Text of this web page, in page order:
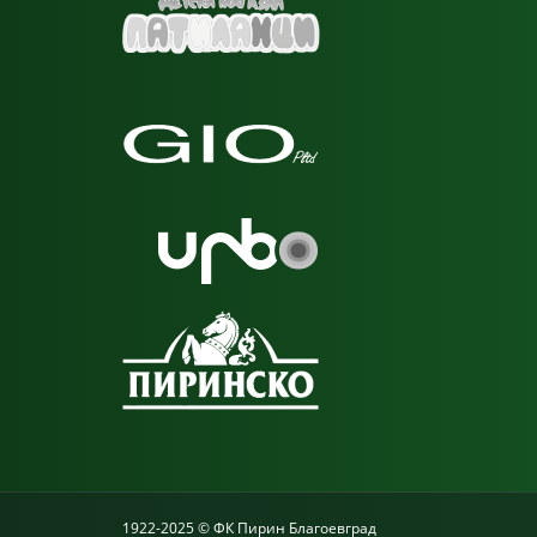
1922-2025 © ФК Пирин Благоевград